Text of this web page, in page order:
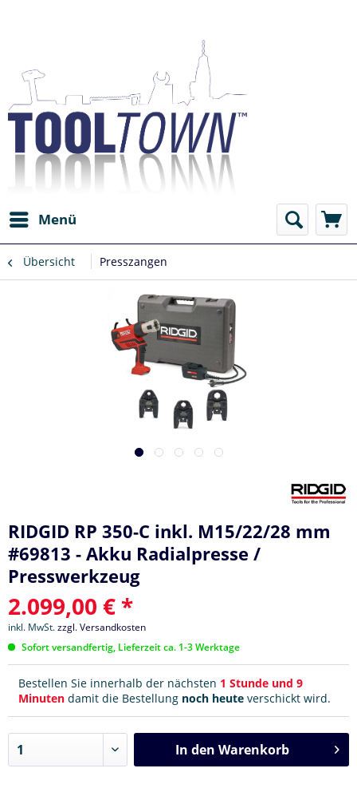
Menü
Übersicht Presszangen
RIDGID RP 350-C inkl. M15/22/28 mm
#69813 - Akku Radialpresse /
Presswerkzeug
2.099,00 € *
inkl. MwSt.zzgl. Versandkosten
Sofort versandfertig, Lieferzeit ca. 1-3 Werktage
Bestellen Sie innerhalb der nächsten 1 Stunde und 9
Minuten damit die Bestellung noch heute verschickt wird.
In den Warenkorb